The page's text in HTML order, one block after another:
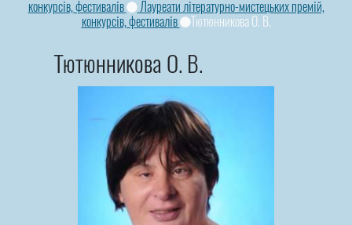
конкурсів, фестивалів
Лауреати літературно-мистецьких премій,
конкурсів, фестивалів
Tютюнникoвa О. В.
Tютюнникoвa О. В.